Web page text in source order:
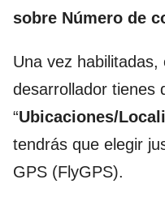
sobre Número de
Una vez habilitadas,
desarrollador tienes
“Ubicaciones/
tendrás que elegir
GPS (FlyGPS).